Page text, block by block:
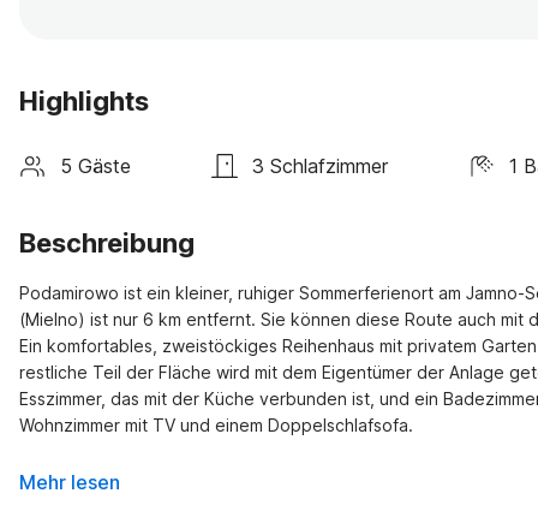
Highlights
5 Gäste 3 Schlafzimmer 1
Beschreibung
Podamirowo ist ein kleiner, ruhiger Sommerferienort am
(Mielno) ist nur 6 km entfernt. Sie können diese Route auch
Ein komfortables, zweistöckiges Reihenhaus mit privatem
restliche Teil der Fläche wird mit dem Eigentümer der Anlage
Esszimmer, das mit der Küche verbunden ist, und ein
Wohnzimmer mit TV und einem Doppelschlafsofa.
Mehr lesen